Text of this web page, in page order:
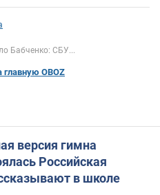
Бабченко: СБУ...
главную OBOZ
версия гимна
Российская
в школе